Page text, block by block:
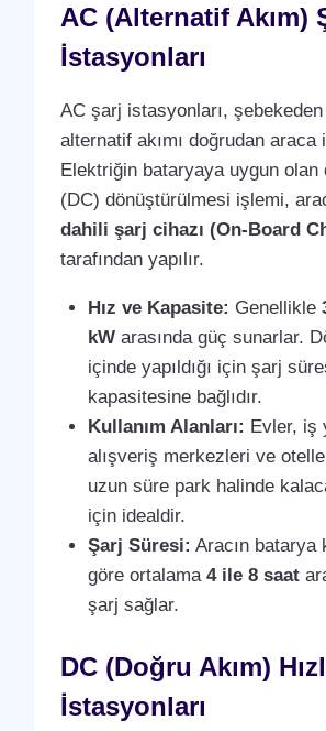
AC (Alternatif Akım)
İstasyonları
AC şarj istasyonları, şebekeden
alternatif akımı doğrudan araca
Elektriğin bataryaya uygun olan
(DC) dönüştürülmesi işlemi,
dahili şarj cihazı (On-Board
tarafından yapılır.
Hız ve Kapasite: Genellikle
kW arasında güç sunarlar.
içinde yapıldığı için şarj
kapasitesine bağlıdır.
Kullanım Alanları: Evler, iş
alışveriş merkezleri ve
uzun süre park halinde
için idealdir.
Şarj Süresi: Aracın batarya
göre ortalama4 ile 8 saat
şarj sağlar.
DC (Doğru Akım)
İstasyonları